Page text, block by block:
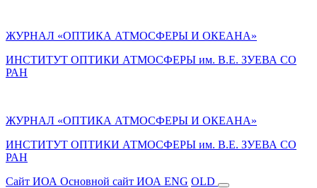
ЖУРНАЛ «ОПТИКА АТМОСФЕРЫ И ОКЕАНА»
ИНСТИТУТ ОПТИКИ АТМОСФЕРЫ им. В.Е. ЗУЕВА СО
РАН
ЖУРНАЛ «ОПТИКА АТМОСФЕРЫ И ОКЕАНА»
ИНСТИТУТ ОПТИКИ АТМОСФЕРЫ им. В.Е. ЗУЕВА СО
РАН
Cайт ИОА Основной сайт ИОА ENG OLD